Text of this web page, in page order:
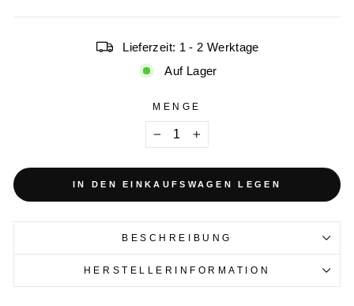
Lieferzeit: 1 - 2 Werktage
Auf Lager
MENGE
IN DEN EINKAUFSWAGEN LEGEN
BESCHREIBUNG
HERSTELLERINFORMATION